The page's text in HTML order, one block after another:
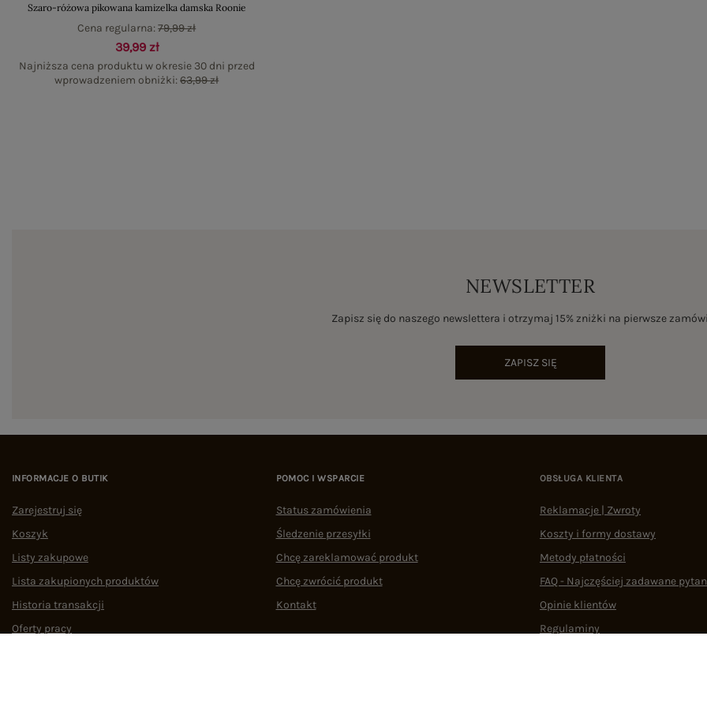
Szaro-różowa pikowana kamizelka damska Roonie
39,99 zł
Najniższa cena produktu w okresie 30 dni przed
wprowadzeniem obniżki:63,99 zł
Cena regularna:79,99 zł
NEWSLETTER
Zapisz się do naszego newslettera i otrzymaj 15% zniżki na pierwsze
ZAPISZ SIĘ
INFORMACJE O BUTIK
Zarejestruj się
Koszyk
Listy zakupowe
Lista zakupionych produktów
Historia transakcji
Oferty pracy
POMOC I WSPARCIE
Status zamówienia
Śledzenie przesyłki
Chcę zareklamować produkt
Chcę zwrócić produkt
Kontakt
OBSŁUGA KLIENTA
Reklamacje | Zwroty
Koszty i formy dostawy
Metody płatności
FAQ - Najczęściej zadawane
Opinie klientów
Regulaminy